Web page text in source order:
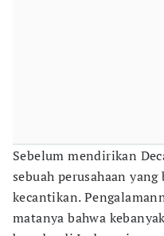
Sebelum mendirikan
sebuah perusahaan
kecantikan.
matanya bahwa